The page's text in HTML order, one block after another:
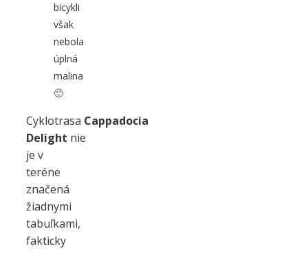
bicykli
však
nebola
úplná
malina
🙂
Cyklotrasa Cappadocia
Delight nie
je v
teréne
značená
žiadnymi
tabuľkami,
fakticky